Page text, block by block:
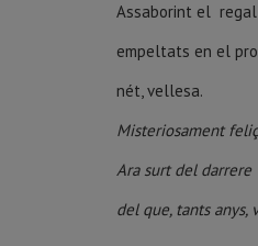
Assaborint el
empeltats en el
nét, vellesa.
Misteriosament
Ara surt del darrere
del que, tants anys,